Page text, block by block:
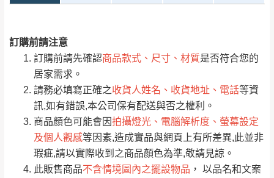
訂購前請注意
訂購前請先確認商品款式、尺寸、材質是否符合您的
居家需求。
請務必填寫正確之收貨人姓名、收貨地址、電話等資
訊,如有錯誤,本公司保有配送與否之權利。
商品顏色可能會因拍攝燈光、電腦解析度、螢幕設定
及個人觀感等因素,造成實品與網頁上有所差異,此並非
瑕疵,請以實際收到之商品顏色為準,敬請見諒。
此販售商品不含情境圖內之擺設物品 ， 以品名和文案
運 費 說 明
運送地區 運送費用
偏遠地區
（請先線上詢問 LINE
→@dershin ）
桃園 復興鄉
注意事項：
由於品項繁多，網頁無法及時更新，如有需
要購買商品，請於出發前來電或到「官方
Line客服」來信確認商品是否有「現貨」與
「金額」。
若商品價格或庫存有異常，商家有權取消訂
單。部分網路商品恕無法更改原設計或客製，敬請
見諒！
0/5 (0)筆
全部 依評論高至低排列
依評論低至高排列 只顯示附上圖片
只顯示附上評論